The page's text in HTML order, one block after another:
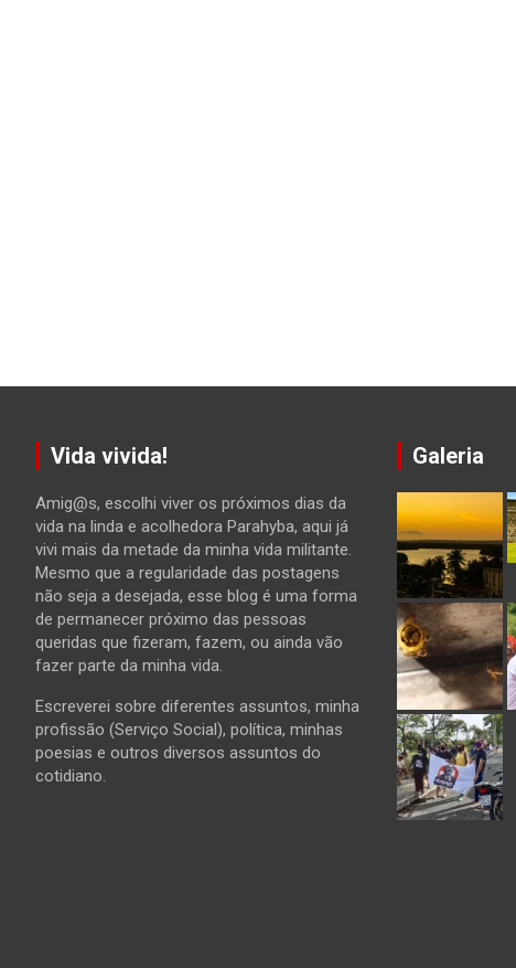
Vida vivida!
Amig@s, escolhi viver os próximos dias da
vida na linda e acolhedora Parahyba, aqui já
vivi mais da metade da minha vida militante.
Mesmo que a regularidade das postagens
não seja a desejada, esse blog é uma forma
de permanecer próximo das pessoas
queridas que fizeram, fazem, ou ainda vão
fazer parte da minha vida.
Escreverei sobre diferentes assuntos, minha
profissão (Serviço Social), política, minhas
poesias e outros diversos assuntos do
cotidiano.
Galeria